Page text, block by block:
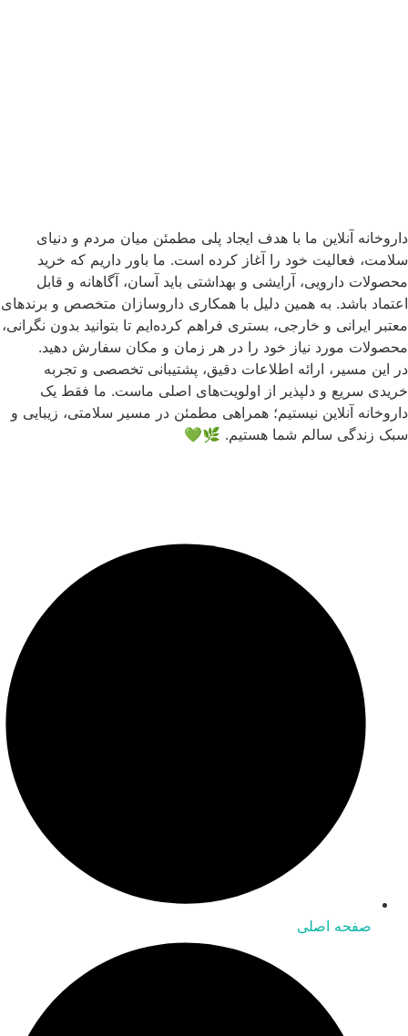
داروخانه آنلاین ما با هدف ایجاد پلی مطمئن میان مردم و دنیای
سلامت، فعالیت خود را آغاز کرده است. ما باور داریم که خرید
محصولات دارویی، آرایشی و بهداشتی باید آسان، آگاهانه و قابل
اعتماد باشد. به همین دلیل با همکاری داروسازان متخصص و برندهای
معتبر ایرانی و خارجی، بستری فراهم کرده‌ایم تا بتوانید بدون نگرانی،
محصولات مورد نیاز خود را در هر زمان و مکان سفارش دهید.
در این مسیر، ارائه اطلاعات دقیق، پشتیبانی تخصصی و تجربه
خریدی سریع و دلپذیر از اولویت‌های اصلی ماست. ما فقط یک
داروخانه آنلاین نیستیم؛ همراهی مطمئن در مسیر سلامتی، زیبایی و
سبک زندگی سالم شما هستیم. 🌿💚
صفحه اصلی